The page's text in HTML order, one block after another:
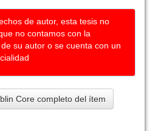
de autor, esta tesis no
no contamos con la
su autor o se cuenta con un
Core completo del ítem